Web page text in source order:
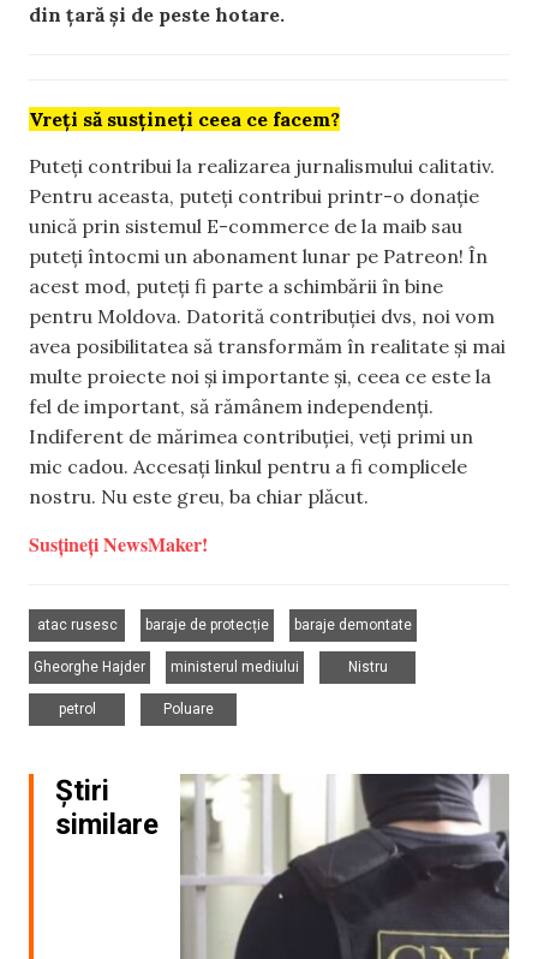
din țară și de peste hotare.
Vreți să susțineți ceea ce facem?
Puteți contribui la realizarea jurnalismului calitativ.
Pentru aceasta, puteți contribui printr-o donație
unică prin sistemul E-commerce de la maib sau
puteți întocmi un abonament lunar pe Patreon! În
acest mod, puteți fi parte a schimbării în bine
pentru Moldova. Datorită contribuției dvs, noi vom
avea posibilitatea să transformăm în realitate și mai
multe proiecte noi și importante și, ceea ce este la
fel de important, să rămânem independenți.
Indiferent de mărimea contribuției, veți primi un
mic cadou. Accesați linkul pentru a fi complicele
nostru. Nu este greu, ba chiar plăcut.
Susțineți NewsMaker!
atac rusesc
baraje de protecție
baraje demontate
Gheorghe Hajder
ministerul mediului
Nistru
petrol
Poluare
Știri
similare